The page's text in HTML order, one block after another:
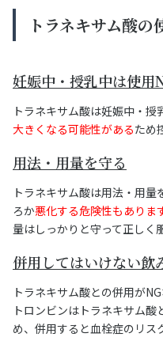
トラネキサム酸の
妊娠中・授乳中は使用
トラネキサム酸は妊娠中・授
大きくなる可能性があるため
用法・用量を守る
トラネキサム酸は用法・用
ろか悪化する危険性もありま
量はしっかりと守って正しく
併用してはいけない飲
トラネキサム酸との併用が
トロンビンはトラネキサム
め、併用すると血栓症のリス